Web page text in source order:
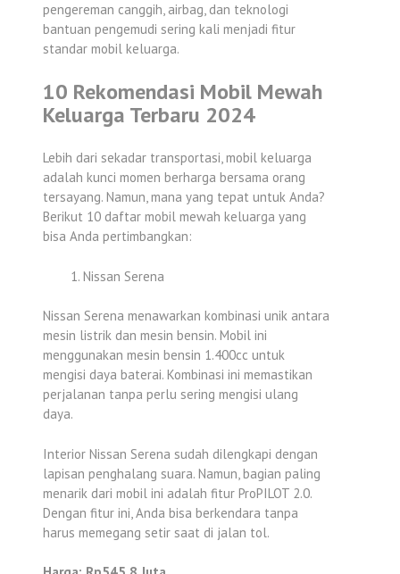
pengereman canggih, airbag, dan teknologi
bantuan pengemudi sering kali menjadi fitur
standar mobil keluarga.
10 Rekomendasi Mobil Mewah
Keluarga Terbaru 2024
Lebih dari sekadar transportasi, mobil keluarga
adalah kunci momen berharga bersama orang
tersayang. Namun, mana yang tepat untuk Anda?
Berikut 10 daftar mobil mewah keluarga yang
bisa Anda pertimbangkan:
Nissan Serena
Nissan Serena menawarkan kombinasi unik antara
mesin listrik dan mesin bensin. Mobil ini
menggunakan mesin bensin 1.400cc untuk
mengisi daya baterai. Kombinasi ini memastikan
perjalanan tanpa perlu sering mengisi ulang
daya.
Interior Nissan Serena sudah dilengkapi dengan
lapisan penghalang suara. Namun, bagian paling
menarik dari mobil ini adalah fitur ProPILOT 2.0.
Dengan fitur ini, Anda bisa berkendara tanpa
harus memegang setir saat di jalan tol.